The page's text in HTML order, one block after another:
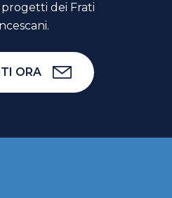
dei Frati
ORA